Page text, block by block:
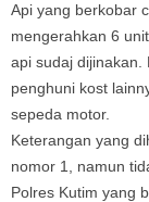
Api yang berkobar
mengerahkan 6
api sudaj dijinakan.
penghuni kost
sepeda motor.
Keterangan yang
nomor 1, namun
Polres Kutim yang